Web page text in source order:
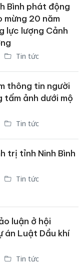
Bình phát động
mừng 20 năm
lực lượng Cảnh
Tin tức
thông tin người
tấm ảnh dưới mộ
Tin tức
trị tỉnh Ninh Bình
Tin tức
luận ở hội
án Luật Dầu khí
Tin tức